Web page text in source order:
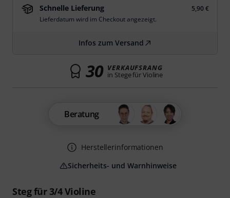
Steg für 3/4 Violine
Schnelle Lieferung
5,90 €
Lieferdatum wird im Checkout angezeigt.
Infos zum Versand
30 VERKAUFSRANG
in Stege für Violine
Beratung
Herstellerinformationen
Sicherheits- und Warnhinweise